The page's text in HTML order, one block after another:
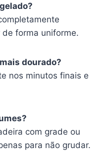
forma uniforme.
dourado?
nos minutos finais e
com grade ou
para não grudar.